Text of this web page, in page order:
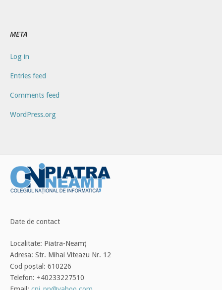
META
Log in
Entries feed
Comments feed
WordPress.org
Date de contact
Localitate: Piatra-Neamț
Adresa: Str. Mihai Viteazu Nr. 12
Cod poștal: 610226
Telefon: +40233227510